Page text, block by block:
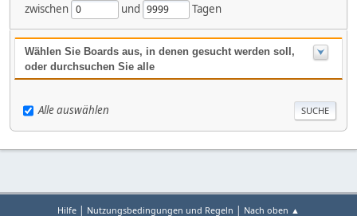
zwischen
und Tagen
Wählen Sie Boards aus, in denen gesucht werden soll,
oder durchsuchen Sie alle
Alle auswählen
Hilfe | Nutzungsbedingungen und Regeln | Nach oben ▲